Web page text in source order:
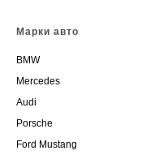
Марки авто
BMW
Mercedes
Audi
Porsche
Ford Mustang